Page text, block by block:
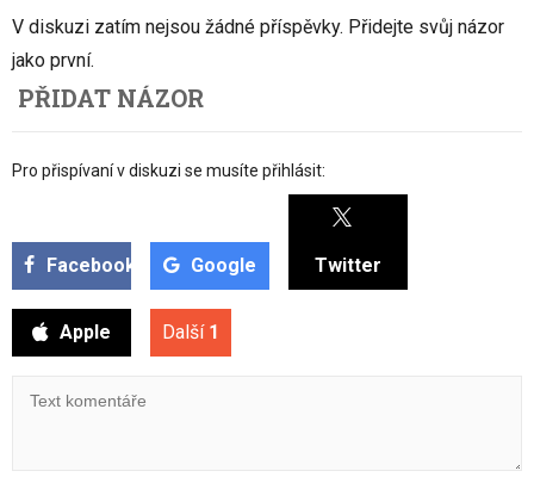
V diskuzi zatím nejsou žádné příspěvky. Přidejte svůj názor
jako první.
PŘIDAT NÁZOR
Pro přispívaní v diskuzi se musíte přihlásit:
Facebook Google Twitter
Apple Další 1